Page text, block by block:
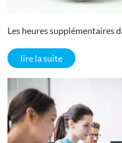
Les heures supplémentaires
lire la suite